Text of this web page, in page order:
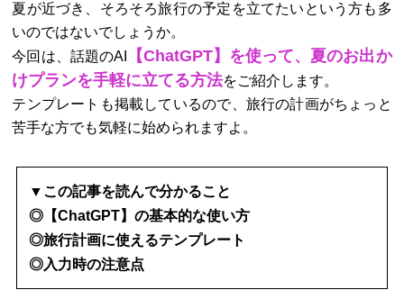
夏が近づき、そろそろ旅行の予定を立てたいという方も多
いのではないでしょうか。
今回は、話題のAI
【ChatGPT】を使って、夏のお出か
けプランを手軽に立てる方法をご紹介します。
テンプレートも掲載しているので、旅行の計画がちょっと
苦手な方でも気軽に始められますよ。
▼この記事を読んで分かること
◎【ChatGPT】の基本的な使い方
◎旅行計画に使えるテンプレート
◎入力時の注意点